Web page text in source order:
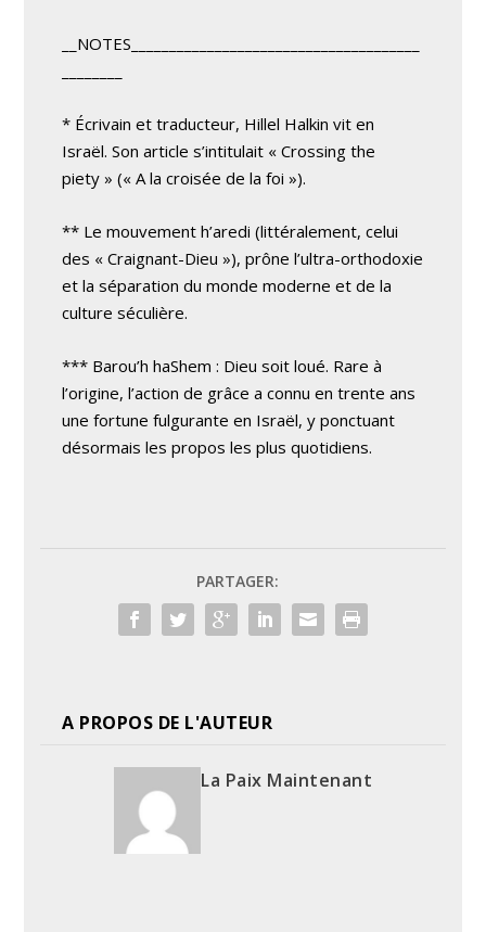
__NOTES______________________________________
* Écrivain et traducteur, Hillel Halkin vit en
Israël. Son article s’intitulait « Crossing the
piety » (« A la croisée de la foi »).
** Le mouvement h’aredi (littéralement, celui
des « Craignant-Dieu »), prône l’ultra-orthodoxie
et la séparation du monde moderne et de la
culture séculière.
*** Barou’h haShem : Dieu soit loué. Rare à
l’origine, l’action de grâce a connu en trente ans
une fortune fulgurante en Israël, y ponctuant
désormais les propos les plus quotidiens.
PARTAGER:
A PROPOS DE L'AUTEUR
La Paix Maintenant